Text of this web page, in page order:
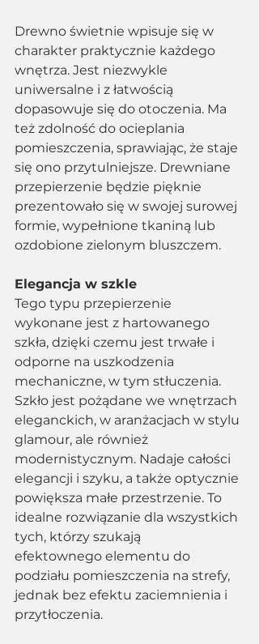
Drewno świetnie wpisuje się w
charakter praktycznie każdego
wnętrza. Jest niezwykle
uniwersalne i z łatwością
dopasowuje się do otoczenia. Ma
też zdolność do ocieplania
pomieszczenia, sprawiając, że staje
się ono przytulniejsze. Drewniane
przepierzenie będzie pięknie
prezentowało się w swojej surowej
formie, wypełnione tkaniną lub
ozdobione zielonym bluszczem.
Elegancja w szkle
Tego typu przepierzenie
wykonane jest z hartowanego
szkła, dzięki czemu jest trwałe i
odporne na uszkodzenia
mechaniczne, w tym stłuczenia.
Szkło jest pożądane we wnętrzach
eleganckich, w aranżacjach w stylu
glamour, ale również
modernistycznym. Nadaje całości
elegancji i szyku, a także optycznie
powiększa małe przestrzenie. To
idealne rozwiązanie dla wszystkich
tych, którzy szukają
efektownego elementu do
podziału pomieszczenia na strefy,
jednak bez efektu zaciemnienia i
przytłoczenia.